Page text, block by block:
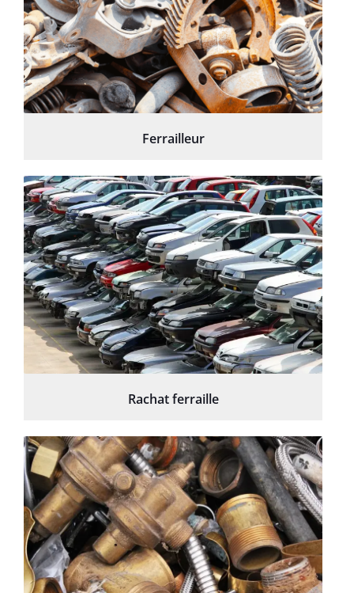
Ferrailleur
Rachat ferraille